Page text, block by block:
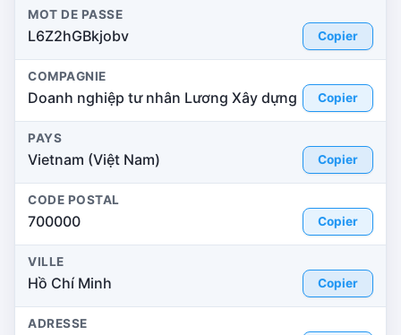
MOT DE PASSE
L6Z2hGBkjobv Copier
COMPAGNIE
Doanh nghiệp tư nhân Lương Xây dựng Copier
PAYS
Vietnam (Việt Nam) Copier
CODE POSTAL
700000 Copier
VILLE
Hồ Chí Minh Copier
ADRESSE